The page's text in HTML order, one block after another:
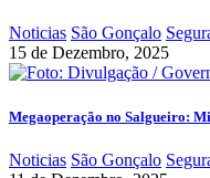
Noticias São Gonçalo
15 de Dezembro, 2025
Megaoperação no Salgueiro:
Noticias São Gonçalo